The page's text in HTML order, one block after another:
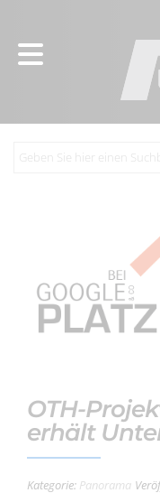
OTH-
erhält
Kategorie: Panorama